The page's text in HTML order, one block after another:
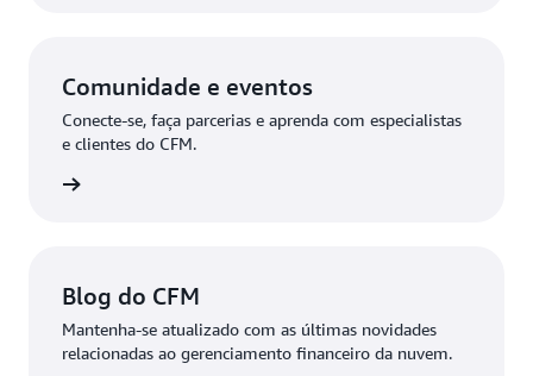
Comunidade e eventos
Conecte-se, faça parcerias e aprenda com especialistas
e clientes do CFM.
Blog do CFM
Mantenha-se atualizado com as últimas novidades
relacionadas ao gerenciamento financeiro da nuvem.